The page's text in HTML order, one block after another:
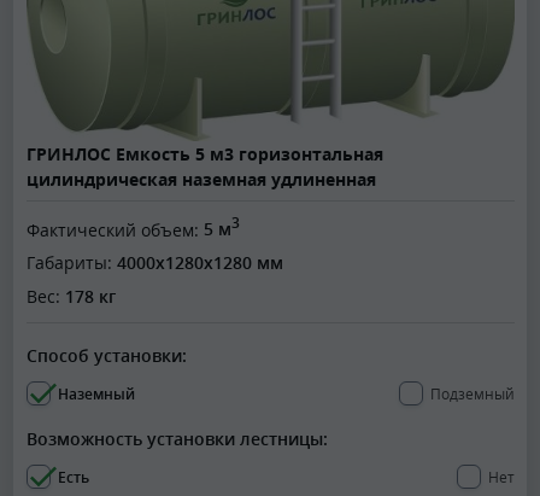
ГРИНЛОС Емкость 5 м3 горизонтальная
цилиндрическая наземная удлиненная
Фактический объем: 5 м3
Габариты: 4000x1280x1280 мм
Вес: 178 кг
Способ установки:
Наземный Подземный
Возможность установки лестницы:
Есть Нет